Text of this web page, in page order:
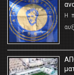
Η